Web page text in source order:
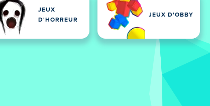
JEUX
D'HORREUR
JEUX D'OBBY